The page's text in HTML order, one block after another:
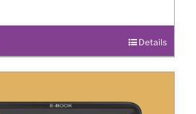
Details